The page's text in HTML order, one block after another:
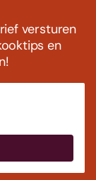
versturen
en